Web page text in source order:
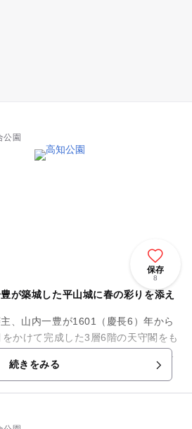
公園
保存
8
が築城した平山城に春の彩りを添え
、山内一豊が1601（慶長6）年から
かけて完成した3層6階の天守閣をも
公園です。その後、火災によって焼
続きをみる